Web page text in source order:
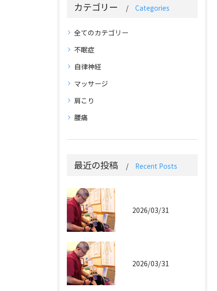
カテゴリー Categories
全てのカテゴリー
不眠症
自律神経
マッサージ
肩こり
腰痛
最近の投稿 Recent Posts
2026/03/31
2026/03/31